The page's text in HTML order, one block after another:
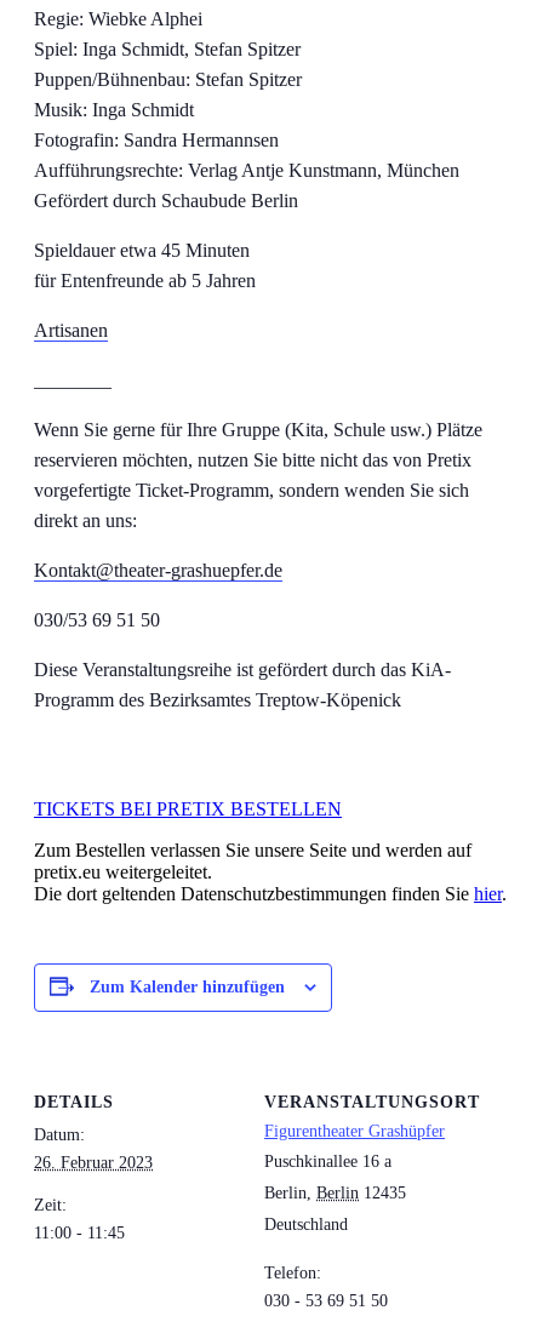
Regie: Wiebke Alphei
Spiel: Inga Schmidt, Stefan Spitzer
Puppen/Bühnenbau: Stefan Spitzer
Musik: Inga Schmidt
Fotografin: Sandra Hermannsen
Aufführungsrechte: Verlag Antje Kunstmann, München
Gefördert durch Schaubude Berlin
Spieldauer etwa 45 Minuten
für Entenfreunde ab 5 Jahren
Artisanen
Wenn Sie gerne für Ihre Gruppe (Kita, Schule usw.) Plätze
reservieren möchten, nutzen Sie bitte nicht das von Pretix
vorgefertigte Ticket-Programm, sondern wenden Sie sich
direkt an uns:
Kontakt@theater-grashuepfer.de
030/53 69 51 50
Diese Veranstaltungsreihe ist gefördert durch das KiA-
Programm des Bezirksamtes Treptow-Köpenick
TICKETS BEI PRETIX BESTELLEN
Zum Bestellen verlassen Sie unsere Seite und werden auf
pretix.eu weitergeleitet.
Die dort geltenden Datenschutzbestimmungen finden Sie hier.
Zum Kalender hinzufügen
DETAILS
Datum:
26. Februar 2023
Zeit:
11:00 - 11:45
VERANSTALTUNGSORT
Figurentheater Grashüpfer
Puschkinallee 16 a
Berlin, Berlin 12435
Deutschland
Telefon:
030 - 53 69 51 50